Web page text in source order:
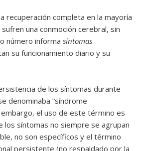
recuperación completa en la mayoría
una conmoción cerebral, sin
número informa síntomas
su funcionamiento diario y su
de los síntomas durante
denominaba “síndrome
embargo, el uso de este término es
síntomas no siempre se agrupan
no son específicos y el término
persistente (no respaldado por la